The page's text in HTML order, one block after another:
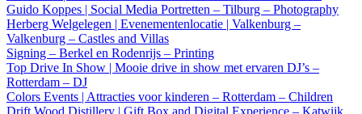
Guido Koppes | Social Media Portretten – Tilburg – Photography
Herberg Welgelegen | Evenementenlocatie | Valkenburg –
Valkenburg – Castles and Villas
Signing – Berkel en Rodenrijs – Printing
Top Drive In Show | Mooie drive in show met ervaren DJ’s –
Rotterdam – DJ
Colors Events | Attracties voor kinderen – Rotterdam – Children